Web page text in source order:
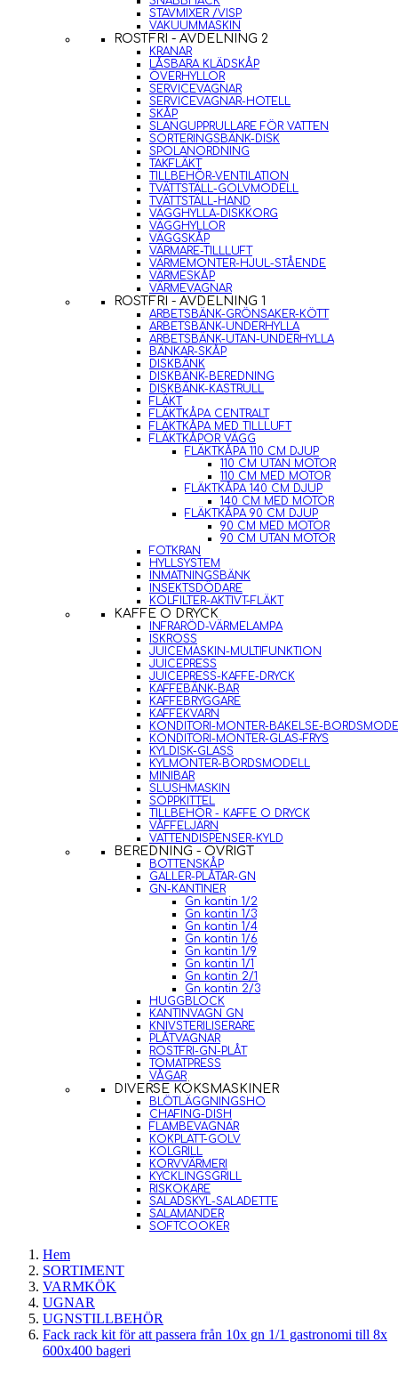
STAVMIXER /VISP
VAKUUMMASKIN
ROSTFRI - AVDELNING 2
KRANAR
LÅSBARA KLÄDSKÅP
ÖVERHYLLOR
SERVICEVAGNAR
SERVICEVAGNAR-HOTELL
SKÅP
SLANGUPPRULLARE FÖR VATTEN
SORTERINGSBÄNK-DISK
SPOLANORDNING
TAKFLÄKT
TILLBEHÖR-VENTILATION
TVÄTTSTÄLL-GOLVMODELL
TVÄTTSTÄLL-HAND
VÄGGHYLLA-DISKKORG
VÄGGHYLLOR
VÄGGSKÅP
VÄRMARE-TILLLUFT
VÄRMEMONTER-HJUL-STÅENDE
VÄRMESKÅP
VÄRMEVAGNAR
ROSTFRI - AVDELNING 1
ARBETSBÄNK-GRÖNSAKER-KÖTT
ARBETSBÄNK-UNDERHYLLA
ARBETSBÄNK-UTAN-UNDERHYLLA
BÄNKAR-SKÅP
DISKBÄNK
DISKBÄNK-BEREDNING
DISKBÄNK-KASTRULL
FLÄKT
FLÄKTKÅPA CENTRALT
FLÄKTKÅPA MED TILLLUFT
FLÄKTKÅPOR VÄGG
FLÄKTKÅPA 110 CM DJUP
110 CM UTAN MOTOR
110 CM MED MOTOR
FLÄKTKÅPA 140 CM DJUP
140 CM MED MOTOR
FLÄKTKÅPA 90 CM DJUP
90 CM MED MOTOR
90 CM UTAN MOTOR
FOTKRAN
HYLLSYSTEM
INMATNINGSBÄNK
INSEKTSDÖDARE
KOLFILTER-AKTIVT-FLÄKT
KAFFE O DRYCK
INFRARÖD-VÄRMELAMPA
ISKROSS
JUICEMASKIN-MULTIFUNKTION
JUICEPRESS
JUICEPRESS-KAFFE-DRYCK
KAFFEBÄNK-BAR
KAFFEBRYGGARE
KAFFEKVARN
KONDITORI-MONTER-BAKELSE-
KONDITORI-MONTER-GLAS-FRYS
KYLDISK-GLASS
KYLMONTER-BORDSMODELL
MINIBAR
SLUSHMASKIN
SOPPKITTEL
TILLBEHÖR - KAFFE O DRYCK
VÅFFELJÄRN
VATTENDISPENSER-KYLD
BEREDNING - ÖVRIGT
BOTTENSKÅP
GALLER-PLÅTAR-GN
GN-KANTINER
Gn kantin 1/2
Gn kantin 1/3
Gn kantin 1/4
Gn kantin 1/6
Gn kantin 1/9
Gn kantin 1/1
Gn kantin 2/1
Gn kantin 2/3
HUGGBLOCK
KANTINVAGN GN
KNIVSTERILISERARE
PLÅTVAGNAR
ROSTFRI-GN-PLÅT
TOMATPRESS
VÅGAR
DIVERSE KÖKSMASKINER
BLÖTLÄGGNINGSHO
CHAFING-DISH
FLAMBEVAGNAR
KOKPLATT-GOLV
KOLGRILL
KORVVÄRMERI
KYCKLINGSGRILL
RISKOKARE
SALADSKYL-SALADETTE
SALAMANDER
SOFTCOOKER
Hem
SORTIMENT
VARMKÖK
UGNAR
UGNSTILLBEHÖR
Fack rack kit för att passera från 10x gn 1/1 gastronomi till 8x
600x400 bageri